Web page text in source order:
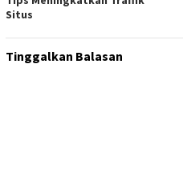
Situs
Tinggalkan Balasan